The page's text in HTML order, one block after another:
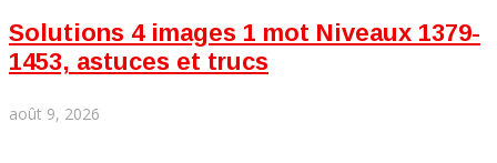
Solutions 4 images 1 mot Niveaux 1379-
1453, astuces et trucs
août 9, 2026